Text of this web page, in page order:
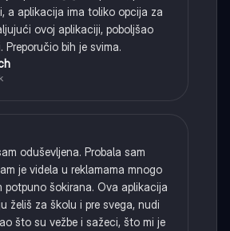
a aplikacija ima toliko opcija za
ovoj aplikaciji, poboljšao
Preporučio bih je svima.
oduševljena. Probala sam
je videla u reklamama mnogo
potpuno šokirana. Ova aplikacija
želiš za školu i pre svega, nudi
što su vežbe i sažeci, što mi je